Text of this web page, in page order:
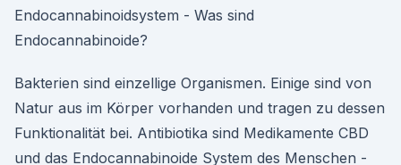
Endocannabinoidsystem - Was sind
Endocannabinoide?
Bakterien sind einzellige Organismen. Einige sind von
Natur aus im Körper vorhanden und tragen zu dessen
Funktionalität bei. Antibiotika sind Medikamente CBD
und das Endocannabinoide System des Menschen -